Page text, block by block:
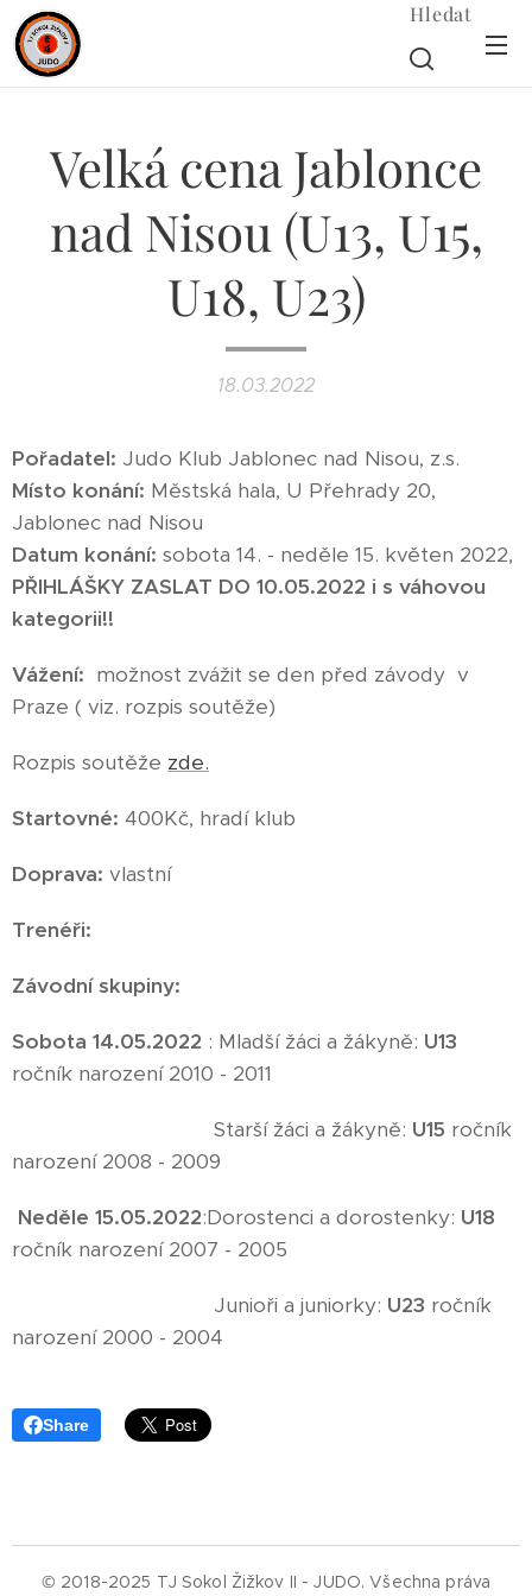
Hledat
Velká cena Jablonce
nad Nisou (U13, U15,
U18, U23)
18.03.2022
Pořadatel: Judo Klub Jablonec nad Nisou, z.s.
Místo konání: Městská hala, U Přehrady 20,
Jablonec nad Nisou
Datum konání: sobota 14. - neděle 15. květen 2022,
PŘIHLÁŠKY ZASLAT DO 10.05.2022 i s váhovou
kategorii!!
Vážení: možnost zvážit se den před závody v
Praze ( viz. rozpis soutěže)
Rozpis soutěže zde.
Startovné: 400Kč, hradí klub
Doprava: vlastní
Trenéři:
Závodní skupiny:
Sobota 14.05.2022 : Mladší žáci a žákyně: U13
ročník narození 2010 - 2011
Starší žáci a žákyně: U15 ročník
narození 2008 - 2009
Neděle 15.05.2022:Dorostenci a dorostenky: U18
ročník narození 2007 - 2005
Junioři a juniorky: U23 ročník
narození 2000 - 2004
Share
© 2018-2025 TJ Sokol Žižkov II - JUDO. Všechna práva